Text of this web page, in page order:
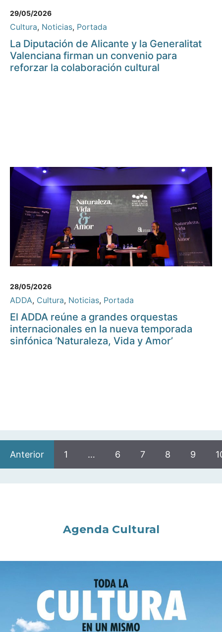
29/05/2026
Cultura, Noticias, Portada
La Diputación de Alicante y la Generalitat
Valenciana firman un convenio para
reforzar la colaboración cultural
28/05/2026
ADDA, Cultura, Noticias, Portada
El ADDA reúne a grandes orquestas
internacionales en la nueva temporada
sinfónica ‘Naturaleza, Vida y Amor’
Anterior 1 … 6 7 8 9
Agenda Cultural